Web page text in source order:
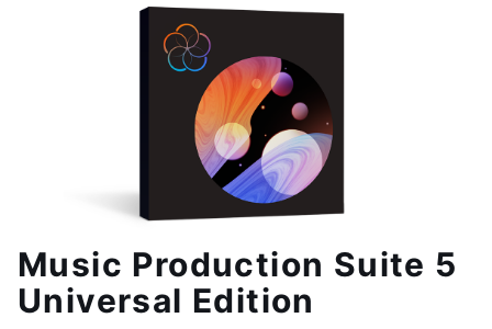
Music Production Suite 5
Universal Edition